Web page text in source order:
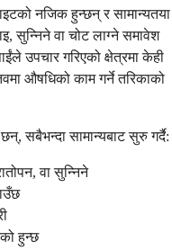
नजिक हुन्छन् र सामान्यतया
सुन्निने वा चोट लाग्ने समावेश
उपचार गरिएको क्षेत्रमा केही
औषधिको काम गर्ने तरिकाको
सबैभन्दा सामान्यबाट सुरु गर्दै:
वा सुन्निने
हुन्छ